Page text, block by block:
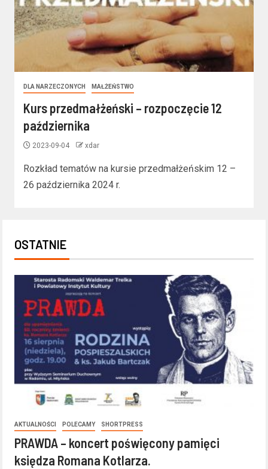
DLA NARZECZONYCH MAŁŻEŃSTWO
Kurs przedmałżeński – rozpoczęcie 12
października
2023-09-04 xdar
Rozkład tematów na kursie przedmałżeńskim 12 –
26 października 2024 r.
OSTATNIE
AKTUALNOŚCI POLECAMY SHORTPRESS
PRAWDA – koncert poświęcony pamięci
księdza Romana Kotlarza.